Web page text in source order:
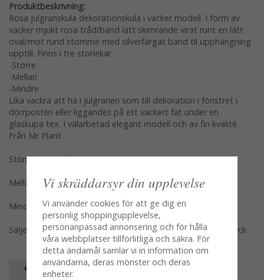
Produktbeskrivning:
Rosa julgranskula dekorationskula i vacker modell. I form av
vacker mjukt rosa tråd/band lätt skimrande virat runt en lätt
oval/mot rund stomme med silverfärgat band til upphängning
upptill. Finns i tre storlekar
-Större
-Mellan
-Mindre
Lika vackra att ha i julgranen som till dekoration i fönstret i
dörrposten eller liggandes på ett vackert fat under en
glaskupa tex. I välarbetad elegant modell och av fin kvalité.
Från Mr Plant
Större 10cm i diameter
Mellan 9cm i diameter
Mindre 6cm i diameter
Säljes per styck en och en var modell/storlek för sig per styck
SPARA SOM FAVORIT
Vi skräddarsyr din upplevelse
Vi använder cookies för att ge dig en
personlig shoppingupplevelse,
personanpassad annonsering och för hålla
våra webbplatser tillförlitliga och säkra. För
detta ändamål samlar vi in information om
användarna, deras mönster och deras
enheter.